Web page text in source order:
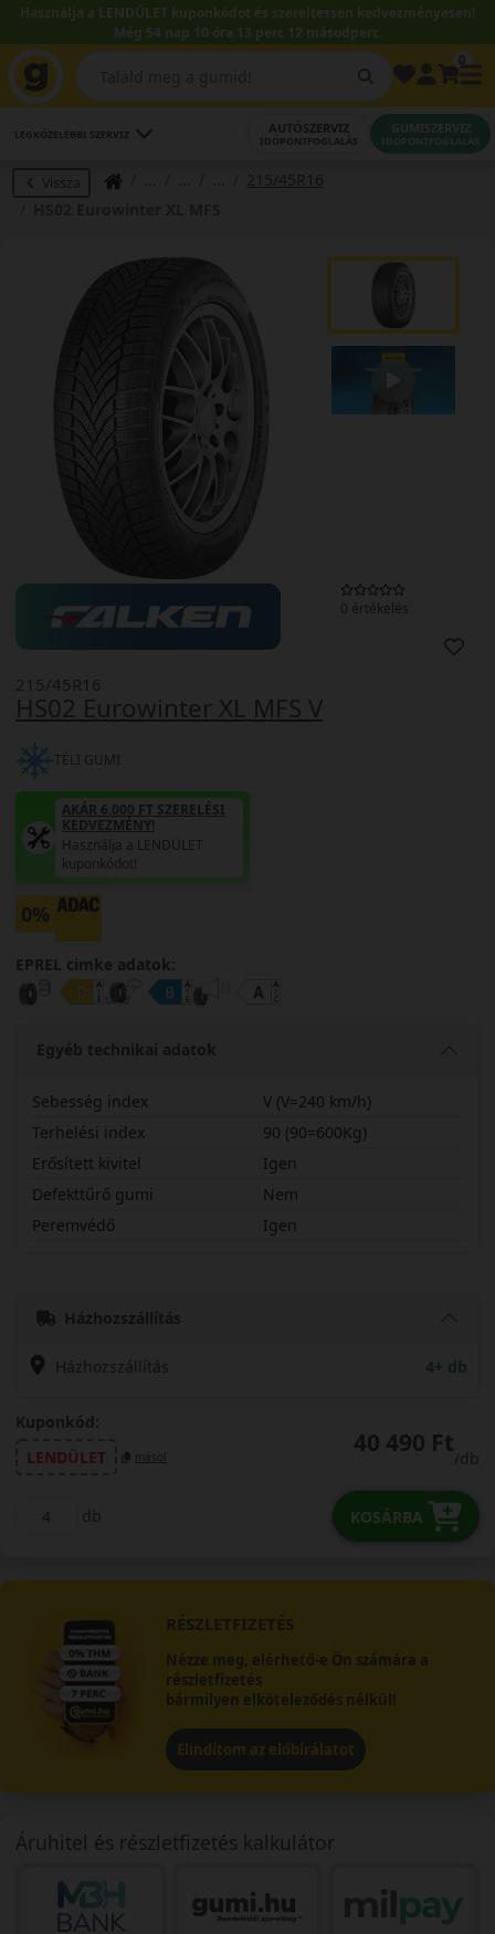
Használja a LENDÜLET kuponkódot és szereltessen kedvezményesen!
Még 54 nap 10 óra 13 perc 11 másodperc.
LEGKÖZELEBBI SZERVIZ AUTÓSZERVIZ
IDŐPONTFOGLALÁS
GUMISZERVIZ
IDŐPONTFOGLALÁS
Vissza
215/45R16
0 értékelés
HS02 Eurowinter XL MFS V
215/45R16
TÉLI GUMI
AKÁR 6.000 FT SZERELÉSI
KEDVEZMÉNY!
Használja a LENDÜLET
kuponkódot!
0%
EPREL cimke adatok:
Egyéb technikai adatok
Sebesség index
V (V=240 km/h)
Terhelési index
90 (90=600Kg)
Erősített kivitel
Igen
Defekttűrő gumi
Nem
Peremvédő
Igen
Házhozszállítás
Házhozszállítás 4+ db
Kuponkód:
LENDÜLET
másol 40 490 Ft
/db
db KOSÁRBA
RÉSZLETFIZETÉS
Nézze meg, elérhető-e Ön számára a
részletfizetés
bármilyen elköteleződés nélkül!
Elindítom az előbírálatot
Áruhitel és részletfizetés kalkulátor